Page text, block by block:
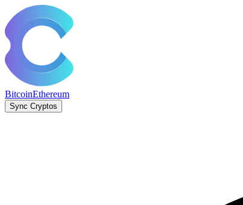
BitcoinEthereum
Sync Cryptos